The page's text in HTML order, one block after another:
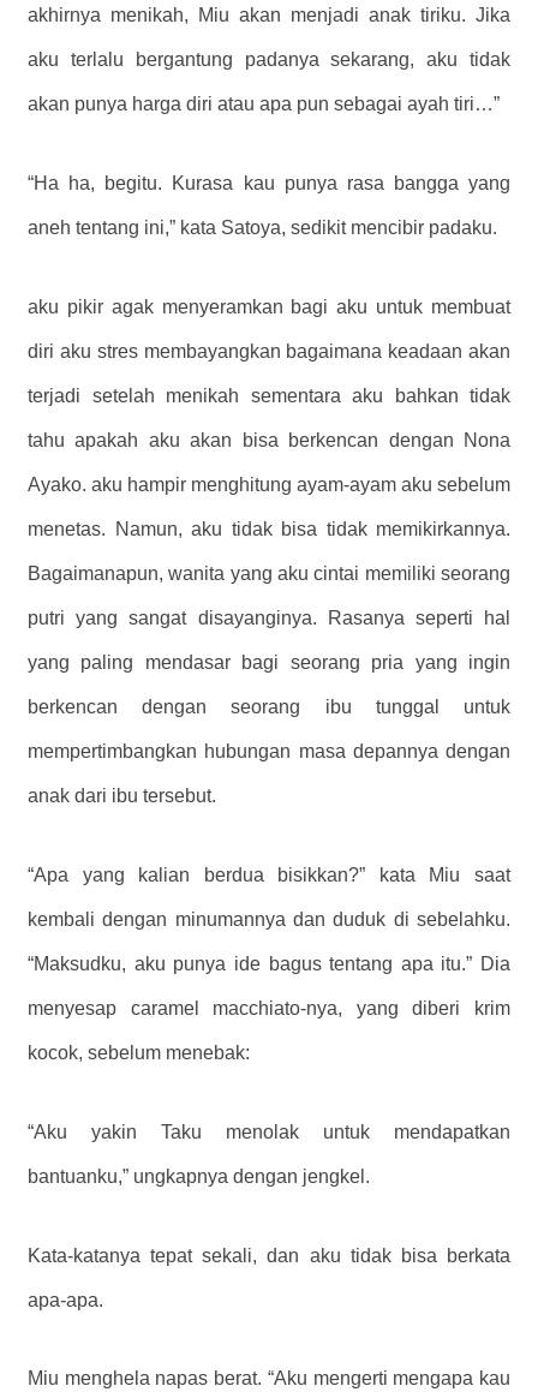
akhirnya menikah, Miu akan menjadi anak tiriku. Jika
aku terlalu bergantung padanya sekarang, aku tidak
akan punya harga diri atau apa pun sebagai ayah tiri…”
“Ha ha, begitu. Kurasa kau punya rasa bangga yang
aneh tentang ini,” kata Satoya, sedikit mencibir padaku.
aku pikir agak menyeramkan bagi aku untuk membuat
diri aku stres membayangkan bagaimana keadaan akan
terjadi setelah menikah sementara aku bahkan tidak
tahu apakah aku akan bisa berkencan dengan Nona
Ayako. aku hampir menghitung ayam-ayam aku sebelum
menetas. Namun, aku tidak bisa tidak memikirkannya.
Bagaimanapun, wanita yang aku cintai memiliki seorang
putri yang sangat disayanginya. Rasanya seperti hal
yang paling mendasar bagi seorang pria yang ingin
berkencan dengan seorang ibu tunggal untuk
mempertimbangkan hubungan masa depannya dengan
anak dari ibu tersebut.
“Apa yang kalian berdua bisikkan?” kata Miu saat
kembali dengan minumannya dan duduk di sebelahku.
“Maksudku, aku punya ide bagus tentang apa itu.” Dia
menyesap caramel macchiato-nya, yang diberi krim
kocok, sebelum menebak:
“Aku yakin Taku menolak untuk mendapatkan
bantuanku,” ungkapnya dengan jengkel.
Kata-katanya tepat sekali, dan aku tidak bisa berkata
apa-apa.
Miu menghela napas berat. “Aku mengerti mengapa kau